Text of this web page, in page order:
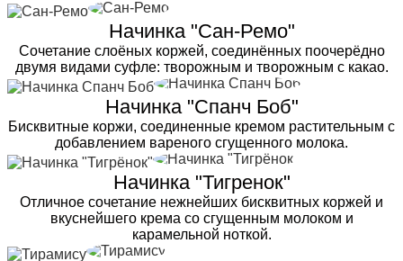
Начинка "Сан-Ремо"
Сочетание слоёных коржей, соединённых поочерёдно
двумя видами суфле: творожным и творожным с какао.
Начинка "Спанч Боб"
Бисквитные коржи, соединенные кремом растительным с
добавлением вареного сгущенного молока.
Начинка "Тигренок"
Отличное сочетание нежнейших бисквитных коржей и
вкуснейшего крема со сгущенным молоком и
карамельной ноткой.